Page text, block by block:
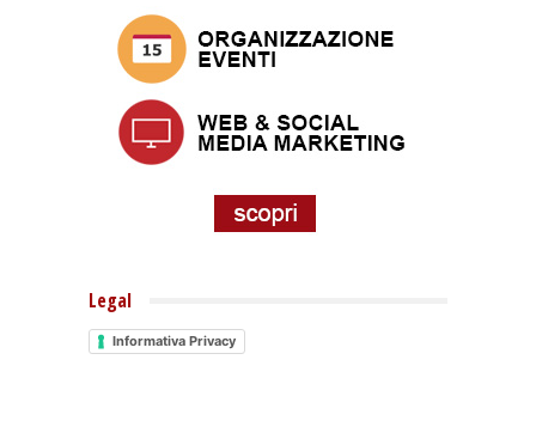
Legal
Informativa Privacy